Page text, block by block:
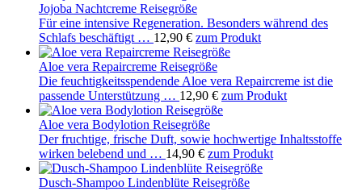
Jojoba Nachtcreme Reisegröße
Für eine intensive Regeneration. Besonders während des
Schlafs beschäftigt … 12,90 € zum Produkt
Aloe vera Repaircreme Reisegröße
Die feuchtigkeitsspendende Aloe vera Repaircreme ist die
passende Unterstützung … 12,90 € zum Produkt
Aloe vera Bodylotion Reisegröße
Der fruchtige, frische Duft, sowie hochwertige Inhaltsstoffe
wirken belebend und … 14,90 € zum Produkt
Dusch-Shampoo Lindenblüte Reisegröße